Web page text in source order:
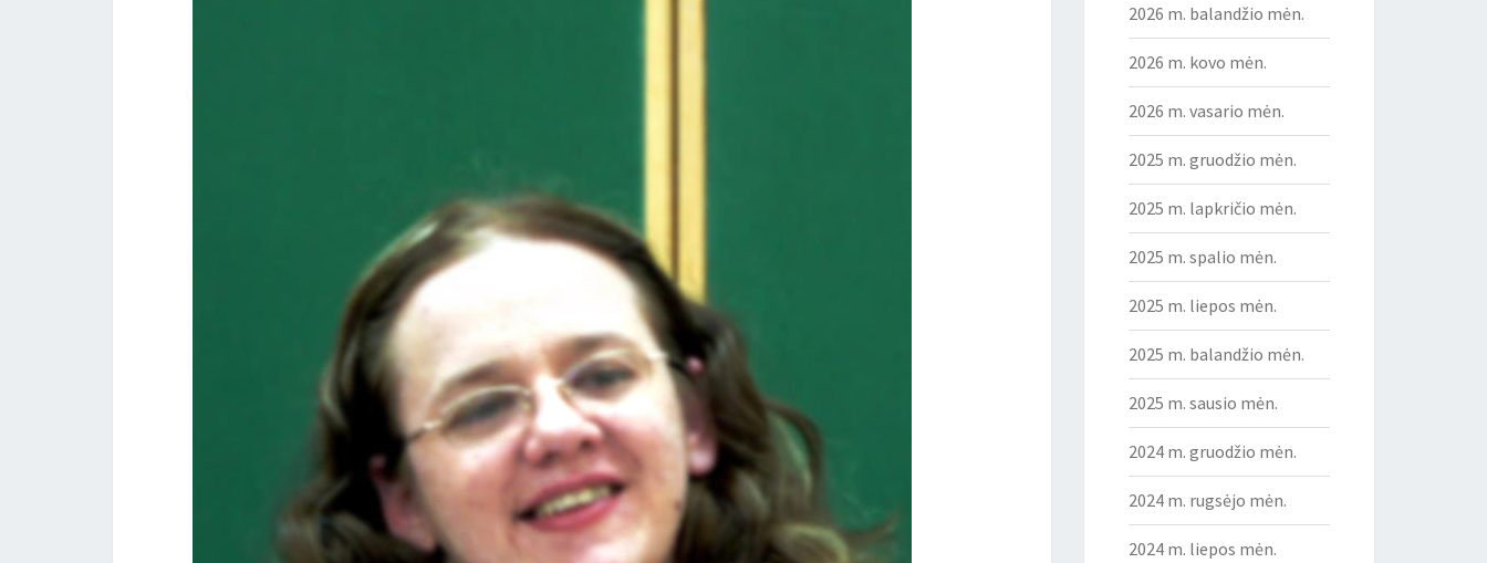
2026 m. balandžio mėn.
2026 m. kovo mėn.
2026 m. vasario mėn.
2025 m. gruodžio mėn.
2025 m. lapkričio mėn.
2025 m. spalio mėn.
2025 m. liepos mėn.
2025 m. balandžio mėn.
2025 m. sausio mėn.
2024 m. gruodžio mėn.
2024 m. rugsėjo mėn.
2024 m. liepos mėn.